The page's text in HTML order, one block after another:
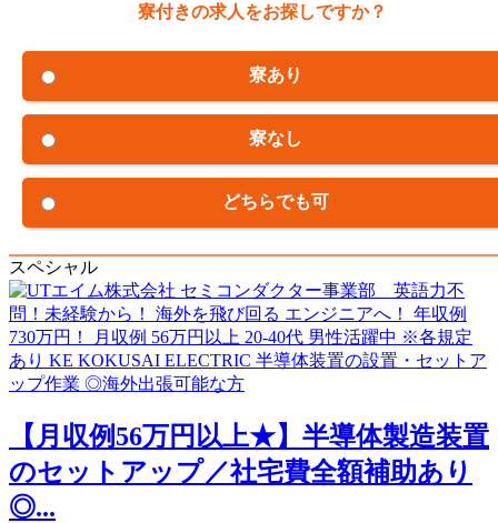
寮付きの求人をお探しですか？
寮あり
寮なし
どちらでも可
スペシャル
【月収例56万円以上★】半導体製造装置
のセットアップ／社宅費全額補助あり
◎...